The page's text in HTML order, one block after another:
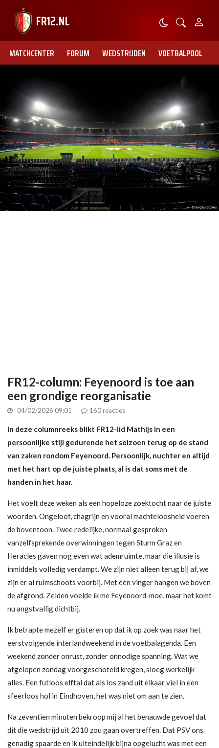
MATCHCENTER FORUM WEDSTRIJDEN VOETBALPOOL
FR12-column: Feyenoord is toe aan
een grondige reorganisatie
04/02/2026 09:01 160reacties
In deze columnreeks blikt FR12-lid Mathijs in een
persoonlijke stijl gedurende het seizoen terug op de stand
van zaken rondom Feyenoord. Persoonlijk, nuchter en altijd
met het hart op de juiste plaats, al is dat soms met de
handen in het haar.
Het voelt deze weken als een hopeloze zoektocht naar de juiste
woorden. Ongeloof, chagrijn en vooral machteloosheid voeren
de boventoon. Twee redelijke, normaal gesproken
vanzelfsprekende overwinningen tegen Sturm Graz en
Heracles gaven nog even wat ademruimte, maar die illusie is
inmiddels volledig verdampt. We zijn niet alleen terug bij af, we
zijn er al ruimschoots voorbij. Met één vinger hangen we boven
de afgrond. Zelden voelde ik me Feyenoord-moe, maar het komt
nu angstvallig dichtbij.
Ik betrapte mezelf er gisteren op dat ik op zoek was naar het
eerstvolgende interlandweekend in de voetbalagenda. Een
weekend zonder onrust, zonder onnodige spanning. Wat we
afgelopen zondag voorgeschoteld kregen, sloeg werkelijk
alles. Een futloos elftal dat als los zand uit elkaar viel in een
sfeerloos hol in Eindhoven, het was niet om aan te zien.
Na zeventien minuten bekroop mij al het benauwde gevoel dat
dit die wedstrijd uit 2010 zou gaan overtreffen. Dat PSV ons
genadig spaarde en ik uiteindelijk bijna opgelucht was met een